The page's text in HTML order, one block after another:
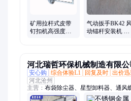
气助流器、井下用LED显示屏
矿用拉杆式皮带
钉扣机高强度皮
气动扳手BK42
动锚杆安装机 气
河北瑞哲环保机械制造有限公
安心购
综合体验L1 回复及时 出价迅
河北沧州
主营： 布袋除尘器、星型卸料器、通风
提升机、粉尘加湿机、刮板输送机、叶